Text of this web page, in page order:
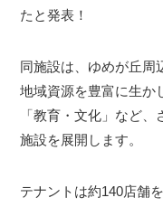
たと発表！
同施設は、ゆめが丘周
地域資源を豊富に生か
「教育・文化」など
施設を展開します。
テナントは約140店舗